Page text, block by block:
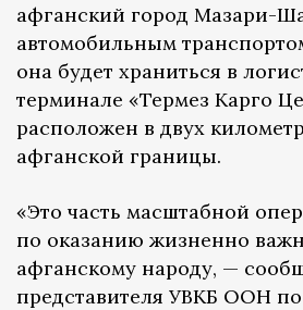
афганский город Мазари-
автомобильным
она будет храниться в
терминале «Термез Карго
расположен в двух
афганской границы.
«Это часть масштабной
по оказанию жизненно
афганскому народу, —
представителя УВКБ ООН